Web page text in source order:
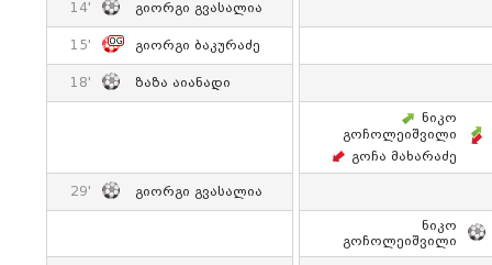
14' Გიორგი Გვასალია
15' Გიორგი Ბაკურაძე
18' Ზაზა Აიანადი
Ნიკო
Გოჩოლეიშვილი
Გოჩა Მახარაძე
29' Გიორგი Გვასალია
Ნიკო
Გოჩოლეიშვილი